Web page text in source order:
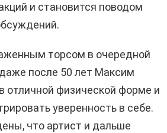
и становится поводом
торсом в очередной
после 50 лет Максим
отличной физической форме и
уверенность в себе.
что артист и дальше